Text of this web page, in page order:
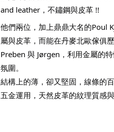
and leather，不鏽鋼與皮革 !!
他們兩位，加上鼎鼎大名的Poul
屬與皮革，而能在丹麥北歐傢俱
Preben 與 Jørgen，利用金屬的
氛圍。
結構上的薄，卻又堅固，線條的
五金運用，天然皮革的紋理質感